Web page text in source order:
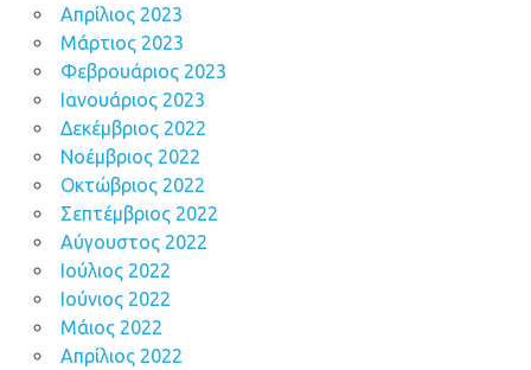
Απρίλιος 2023
Μάρτιος 2023
Φεβρουάριος 2023
Ιανουάριος 2023
Δεκέμβριος 2022
Νοέμβριος 2022
Οκτώβριος 2022
Σεπτέμβριος 2022
Αύγουστος 2022
Ιούλιος 2022
Ιούνιος 2022
Μάιος 2022
Απρίλιος 2022